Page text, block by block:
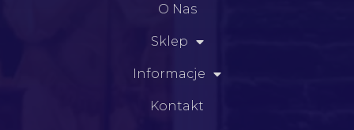
O Nas
Sklep
Informacje
Kontakt